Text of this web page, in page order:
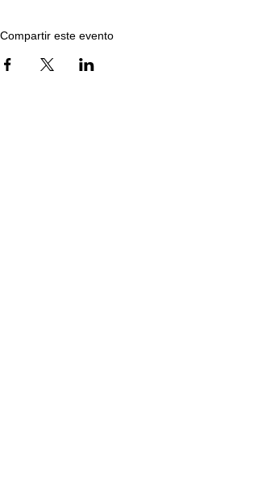
Compartir este evento